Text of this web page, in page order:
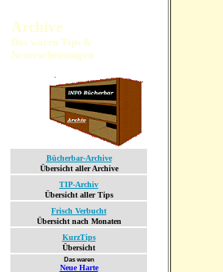
Archive
Das waren Tips &
Neuerscheinungen
Bücherbar-Archive
Übersicht aller Archive
TIP-Archiv
Übersicht aller Tips
Frisch Verbucht
Übersicht nach Monaten
KurzTips
Übersicht
Das waren
Neue Harte